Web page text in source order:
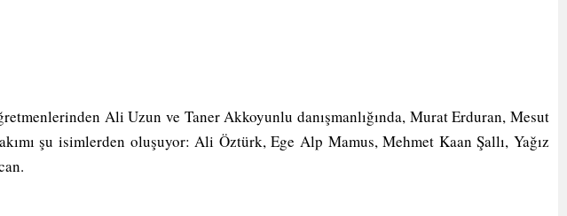
Ali Uzun ve Taner Akkoyunlu danışmanlığında, Murat Erduran, Mesut
şu isimlerden oluşuyor: Ali Öztürk, Ege Alp Mamus, Mehmet Kaan Şallı, Yağız